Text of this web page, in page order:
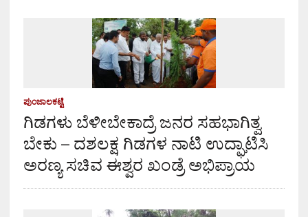
ಪುಂಜಾಲಕಟ್ಟೆ
ಗಿಡಗಳು ಬೆಳೀಬೇಕಾದ್ರೆ ಜನರ ಸಹಭಾಗಿತ್ವ
ಬೇಕು – ದಶಲಕ್ಷ ಗಿಡಗಳ ನಾಟಿ ಉದ್ಘಾಟಿಸಿ
ಅರಣ್ಯ ಸಚಿವ ಈಶ್ವರ ಖಂಡ್ರೆ ಅಭಿಪ್ರಾಯ